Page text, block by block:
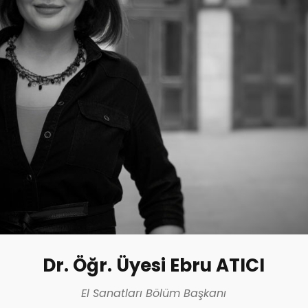
Dr. Öğr. Üyesi Ebru ATICI
El Sanatları Bölüm Başkanı